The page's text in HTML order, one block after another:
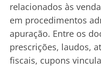
relacionados às
em procedimentos
apuração. Entre os
prescrições, laudos,
fiscais, cupons